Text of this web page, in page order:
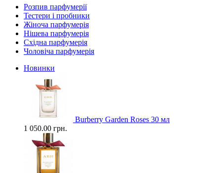
Розпив парфумерії
Тестери і пробники
Жіноча парфумерія
Нішева парфумерія
Східна парфумерія
Чоловіча парфумерія
Новинки
Burberry Garden Roses 30 мл
1 050.00 грн.